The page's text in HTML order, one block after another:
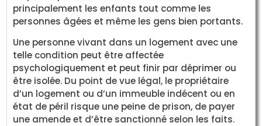
principalement les enfants tout comme les
personnes âgées et même les gens bien portants.
Une personne vivant dans un logement avec une
telle condition peut être affectée
psychologiquement et peut finir par déprimer ou
être isolée. Du point de vue légal, le propriétaire
d’un logement ou d’un immeuble indécent ou en
état de péril risque une peine de prison, de payer
une amende et d’être sanctionné selon les faits.